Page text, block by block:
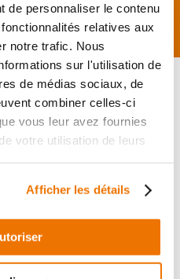
de personnaliser le contenu
relatives aux
notre trafic. Nous
sur l'utilisation de
de médias sociaux, de
combiner celles-ci
vous leur avez fournies
votre utilisation de leurs
Afficher les détails